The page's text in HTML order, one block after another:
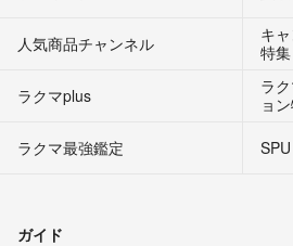
人気商品チャンネル
キ
特集
ラクマplus
ラ
ョ
ラクマ最強鑑定
SPU
ガイド